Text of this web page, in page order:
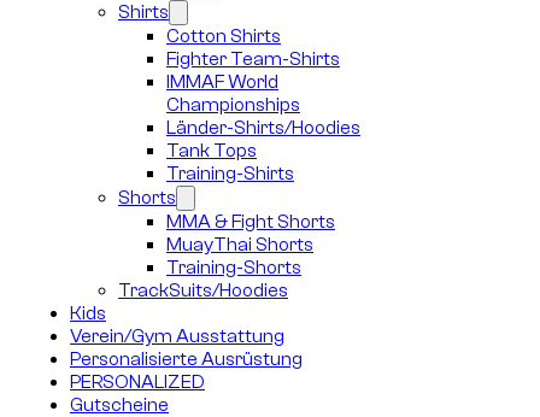
Shirts
Cotton Shirts
Fighter Team-Shirts
IMMAF World
Championships
Länder-Shirts/Hoodies
Tank Tops
Training-Shirts
Shorts
MMA & Fight Shorts
MuayThai Shorts
Training-Shorts
TrackSuits/Hoodies
Kids
Verein/Gym Ausstattung
Personalisierte Ausrüstung
PERSONALIZED
Gutscheine